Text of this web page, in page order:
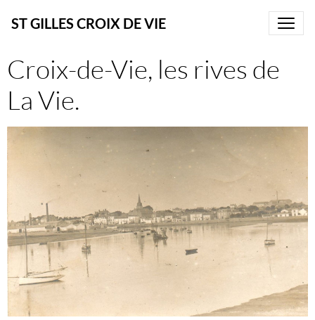
ST GILLES CROIX DE VIE
Croix-de-Vie, les rives de
La Vie.